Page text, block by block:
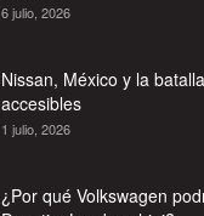
6 julio, 2026
Nissan, México y la
accesibles
1 julio, 2026
¿Por qué Volkswagen